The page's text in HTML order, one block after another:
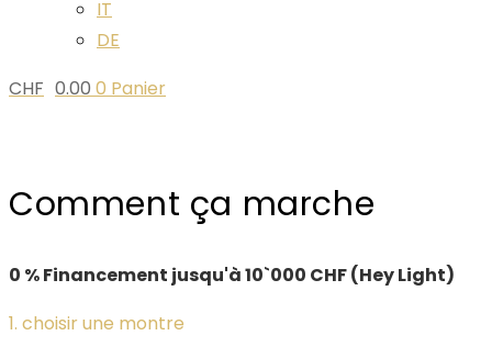
IT
DE
CHF 0.00 0 Panier
Comment ça marche
0 % Financement jusqu'à 10`000 CHF (Hey Light)
1. choisir une montre